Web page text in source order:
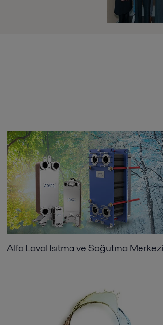
Alfa Laval Isıtma ve Soğutma Merkezi